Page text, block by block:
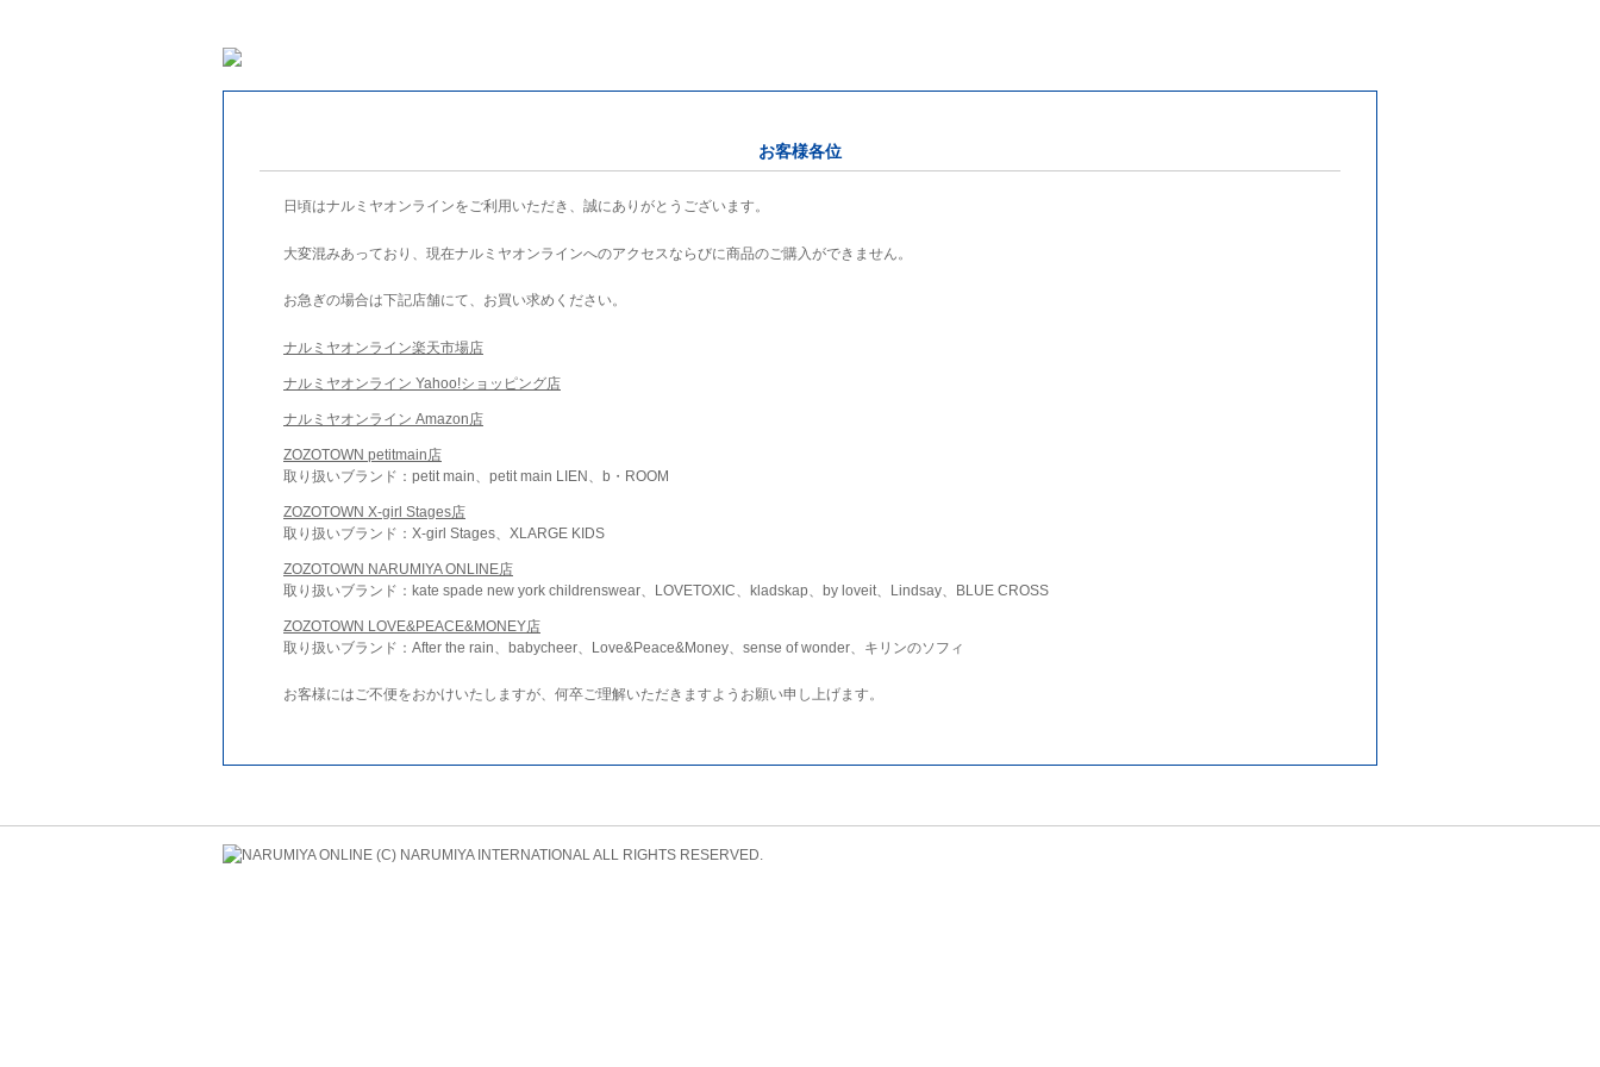
お客様各位
日頃はナルミヤオンラインをご利用いただき、誠にありがとうございます。
大変混みあっており、現在ナルミヤオンラインへのアクセスならびに商品のご購入ができません。
お急ぎの場合は下記店舗にて、お買い求めください。
ナルミヤオンライン楽天市場店
ナルミヤオンライン Yahoo!ショッピング店
ナルミヤオンライン Amazon店
ZOZOTOWN petitmain店
取り扱いブランド：petit main、petit main LIEN、b・ROOM
ZOZOTOWN X-girl Stages店
取り扱いブランド：X-girl Stages、XLARGE KIDS
ZOZOTOWN NARUMIYA ONLINE店
取り扱いブランド：kate spade new york childrenswear、LOVETOXIC、kladskap、by loveit、Lindsay、BLUE CROSS
ZOZOTOWN LOVE&PEACE&MONEY店
取り扱いブランド：After the rain、babycheer、Love&Peace&Money、sense of wonder、キリンのソフィ
お客様にはご不便をおかけいたしますが、何卒ご理解いただきますようお願い申し上げます。